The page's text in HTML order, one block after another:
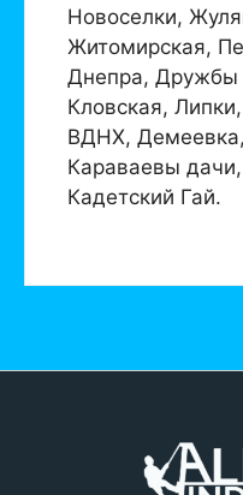
Новоселки,
Житомирская,
Днепра, Дружбы
Кловская,
ВДНХ,
Караваевы
Кадетский Гай.